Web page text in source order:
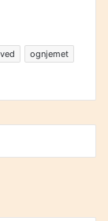
ognjemet